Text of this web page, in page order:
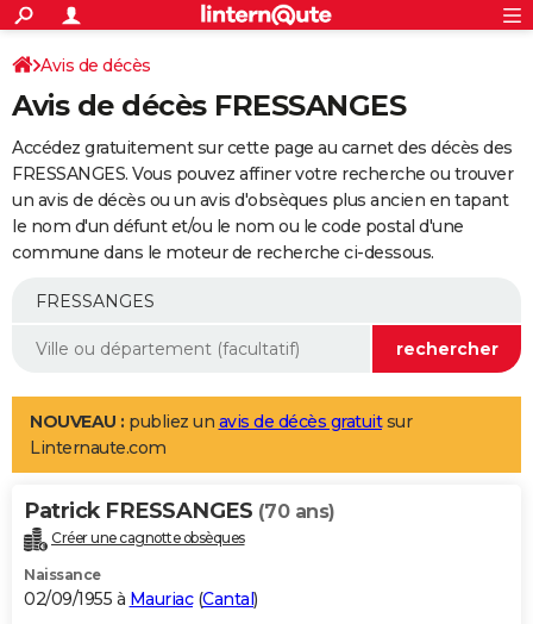
ACTUALITÉS
Politique
Société
Faits Divers
Education
Monde
Villes
+
SPORT
Coupe du monde 2026
Football
Tennis
Cyclisme
Rugby
Forum
Programme TV
TNT
Streaming
Cinéma
Sorties cinéma
Musique
+
FINANCE
Impôts
Immobilier
Risques naturels par ville
Banque
Assurance
Crédit
AUTO
Essais
Réserver un essai
Citadines
Berlines
SUV
Forum auto
+
Mobiles
Meilleur smartphone
Internet
Ordinateurs
Jeux vidéo
Guide high-tech
Aménagement intérieur
LIFESTYLE
Art de vivre
Bien-être
Loisirs
Mode
Modes de vie
Alimentation
Guide de la santé
Maladies
Médicaments
Sommeil
VOYAGE
Destinations
City break
Voyage nature
Voyage de noces
Forum
Climat
+PHOTO
GUIDES D'ACHAT
Avis de décès
Avis de décès FRESSANGES
Accédez gratuitement sur cette page au carnet des décès des
FRESSANGES. Vous pouvez affiner votre recherche ou trouver
un avis de décès ou un avis d'obsèques plus ancien en tapant
le nom d'un défunt et/ou le nom ou le code postal d'une
commune dans le moteur de recherche ci-dessous.
NOUVEAU : publiez un avis de décès gratuitsur
Linternaute.com
Patrick FRESSANGES (70 ans)
Créer une cagnotte obsèques
Naissance
02/09/1955 à Mauriac(Cantal)